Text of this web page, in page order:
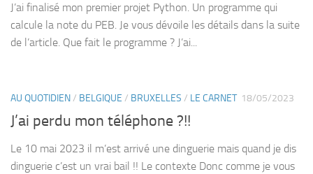
J’ai finalisé mon premier projet Python. Un programme qui
calcule la note du PEB. Je vous dévoile les détails dans la suite
de l’article. Que fait le programme ? J’ai...
AU QUOTIDIEN/ BELGIQUE / BRUXELLES / LE CARNET 18/05/2023
J’ai perdu mon téléphone ?!!
Le 10 mai 2023 il m’est arrivé une dinguerie mais quand je dis
dinguerie c’est un vrai bail !! Le contexte Donc comme je vous